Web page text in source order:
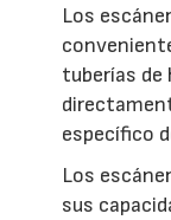
Los
tuberías de
específico
Los
sus